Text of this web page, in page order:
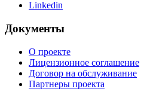
Linkedin
Документы
О проекте
Лицензионное соглашение
Договор на обслуживание
Партнеры проекта